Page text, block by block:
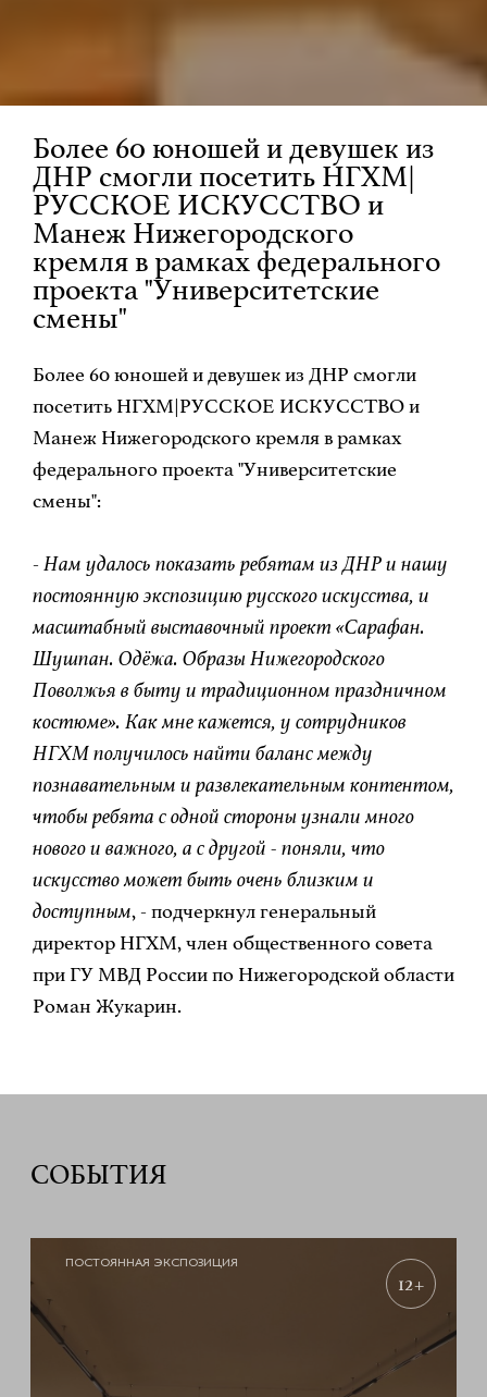
Более 60 юношей и девушек из
ДНР смогли посетить НГХМ|
РУССКОЕ ИСКУССТВО и
Манеж Нижегородского
кремля в рамках федерального
проекта "Университетские
смены"
Более 60 юношей и девушек из ДНР смогли
посетить НГХМ|РУССКОЕ ИСКУССТВО и
Манеж Нижегородского кремля в рамках
федерального проекта "Университетские
смены":
- Нам удалось показать ребятам из ДНР и нашу
постоянную экспозицию русского искусства, и
масштабный выставочный проект «Сарафан.
Шушпан. Одёжа. Образы Нижегородского
Поволжья в быту и традиционном праздничном
костюме». Как мне кажется, у сотрудников
НГХМ получилось найти баланс между
познавательным и развлекательным контентом,
чтобы ребята с одной стороны узнали много
нового и важного, а с другой - поняли, что
искусство может быть очень близким и
доступным, - подчеркнул генеральный
директор НГХМ, член общественного совета
при ГУ МВД России по Нижегородской области
Роман Жукарин.
СОБЫТИЯ
ПОСТОЯННАЯ ЭКСПОЗИЦИЯ
12+